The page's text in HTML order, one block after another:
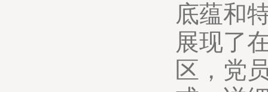
底蕴和
展现了
区，党